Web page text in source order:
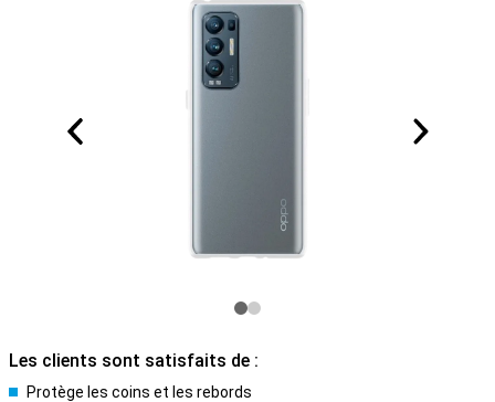
Les clients sont satisfaits de :
Protège les coins et les rebords